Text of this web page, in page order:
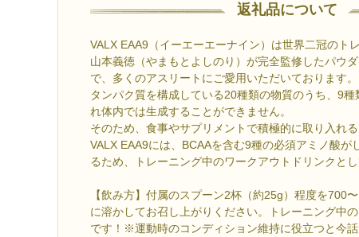
返礼品について
VALX EAA9（イーエーエーナイン）は世界二冠のト
山本義徳（やまもとよしのり）が完全監修したパウ
で、多くのアスリートにご愛用いただいております。
タンパク質を構成している20種類の物質のうち、9
れ体内では生成することができません。
そのため、食事やサプリメントで積極的に取り入れる
VALX EAA9には、BCAAを含む9種の必須アミノ酸が
るため、トレーニング中のワークアウトドリンクとし
【飲み方】付属のスプーン2杯（約25g）程度を700
に溶かしてお召し上がりください。トレーニング中
です！※運動時のコンディション維持に役立つと今